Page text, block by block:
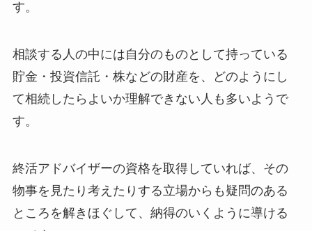
す。
相談する人の中には自分のものとして持っている
貯金・投資信託・株などの財産を、どのようにし
て相続したらよいか理解できない人も多いようで
す。
終活アドバイザーの資格を取得していれば、その
物事を見たり考えたりする立場からも疑問のある
ところを解きほぐして、納得のいくように導ける